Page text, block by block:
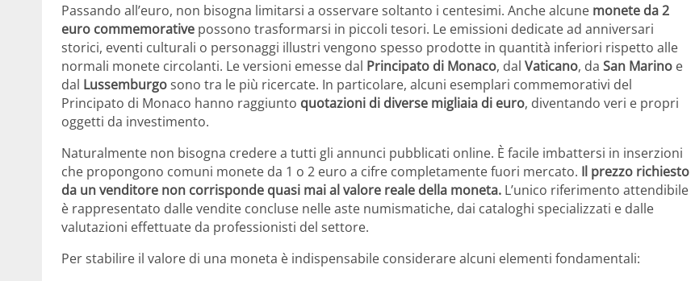
Passando all’euro, non bisogna limitarsi a osservare soltanto i centesimi. Anche alcune monete da 2
euro commemorative possono trasformarsi in piccoli tesori. Le emissioni dedicate ad anniversari
storici, eventi culturali o personaggi illustri vengono spesso prodotte in quantità inferiori rispetto alle
normali monete circolanti. Le versioni emesse dal Principato di Monaco, dal Vaticano, da San Marino e
dal Lussemburgosono tra le più ricercate. In particolare, alcuni esemplari commemorativi del
Principato di Monaco hanno raggiunto quotazioni di diverse migliaia di euro, diventando veri e propri
oggetti da investimento.
Naturalmente non bisogna credere a tutti gli annunci pubblicati online. È facile imbattersi in inserzioni
che propongono comuni monete da 1 o 2 euro a cifre completamente fuori mercato. Il prezzo richiesto
da un venditore non corrisponde quasi mai al valore reale della moneta. L’unico riferimento attendibile
è rappresentato dalle vendite concluse nelle aste numismatiche, dai cataloghi specializzati e dalle
valutazioni effettuate da professionisti del settore.
Per stabilire il valore di una moneta è indispensabile considerare alcuni elementi fondamentali: